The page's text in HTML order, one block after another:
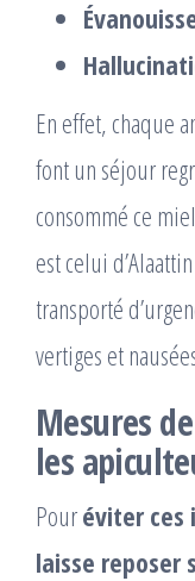
En effet, chaque
font un séjour
consommé ce
est celui
transporté
vertiges et
Mesures
les
Pouréviter ces
laisse reposer